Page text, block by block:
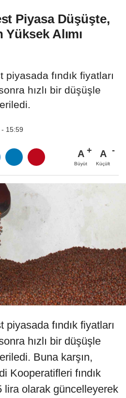
Piyasa Düşüşte,
Yüksek Alımı
fındık fiyatları
hızlı bir düşüşle
15:59
A
Büyüt
A
Küçült
fındık fiyatları
hızlı bir düşüşle
Buna karşın,
Kooperatifleri fındık
lira olarak güncelleyerek